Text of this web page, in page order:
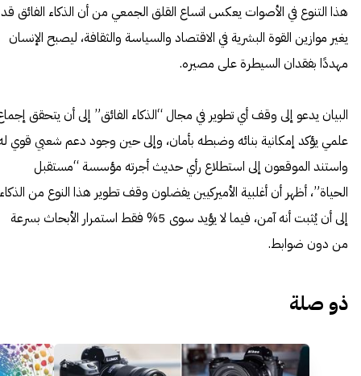
هذا التنوع في الأصوات يعكس اتساع القلق الجمعي من أن الذكاء الفائق قد
يغير موازين القوة البشرية في الاقتصاد والسياسة والثقافة، ليصبح الإنسان
مهددًا بفقدان السيطرة على مصيره.
البيان يدعو إلى وقف أي تطوير في مجال “الذكاء الفائق” إلى أن يتحقق
علمي يؤكد إمكانية بنائه وضبطه بأمان، وإلى حين وجود دعم شعبي قوي
واستند الموقعون إلى استطلاع رأي حديث أجرته مؤسسة “مستقبل
الحياة”، أظهر أن أغلبية الأميركيين يفضلون وقف تطوير هذا النوع من الذكاء
إلى أن يُثبت أنه آمن، فيما لا يؤيد سوى 5% فقط استمرار الأبحاث بسرعة
من دون ضوابط.
ذو صلة